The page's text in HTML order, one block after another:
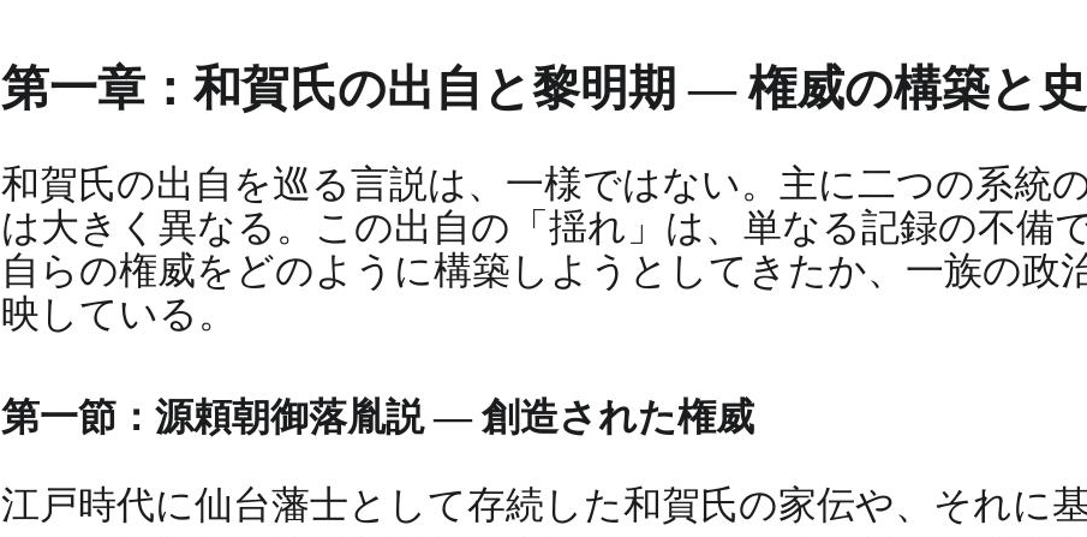
第一章：和賀氏の出自と黎明期 ― 権威の構築と
和賀氏の出自を巡る言説は、一様ではない。主に二つの系統
は大きく異なる。この出自の「揺れ」は、単なる記録の不備
自らの権威をどのように構築しようとしてきたか、一族の政
映している。
第一節：源頼朝御落胤説 ― 創造された権威
江戸時代に仙台藩士として存続した和賀氏の家伝や、それに